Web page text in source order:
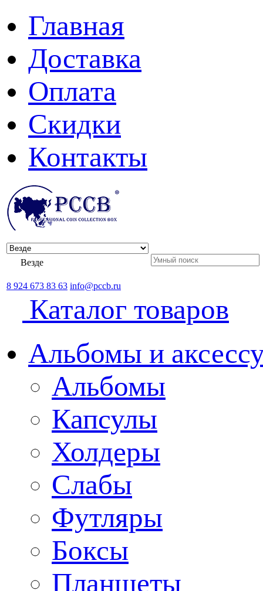
Главная
Доставка
Оплата
Скидки
Контакты
Везде
8 924 673 83 63 info@pccb.ru
Каталог товаров
Альбомы и
Альбомы
Капсулы
Холдеры
Слабы
Футляры
Боксы
Планшеты